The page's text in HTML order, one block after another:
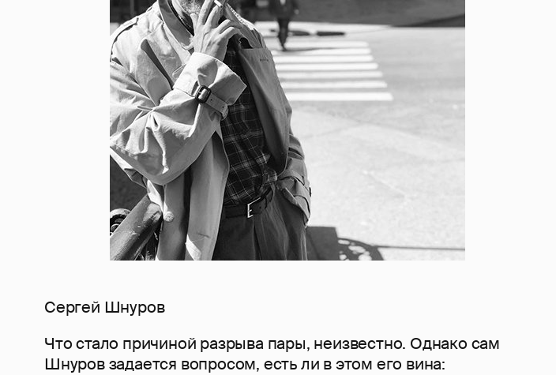
Сергей Шнуров
Что стало причиной разрыва пары, неизвестно. Однако сам
Шнуров задается вопросом, есть ли в этом его вина: